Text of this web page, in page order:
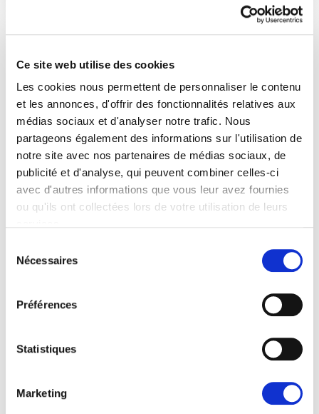
Ce site web utilise des cookies
Les cookies nous permettent de personnaliser le contenu
et les annonces, d'offrir des fonctionnalités relatives aux
médias sociaux et d'analyser notre trafic. Nous
partageons également des informations sur l'utilisation de
notre site avec nos partenaires de médias sociaux, de
publicité et d'analyse, qui peuvent combiner celles-ci
avec d'autres informations que vous leur avez fournies
ou qu'ils ont collectées lors de votre utilisation de leurs
Nécessaires
Préférences
Statistiques
Marketing
ARTICLES LIÉS
AND ONLINE PRIVACY CONTINUES
Actualités
Today Renew Europe opposed the vote on a
further extension of the temporary derogation